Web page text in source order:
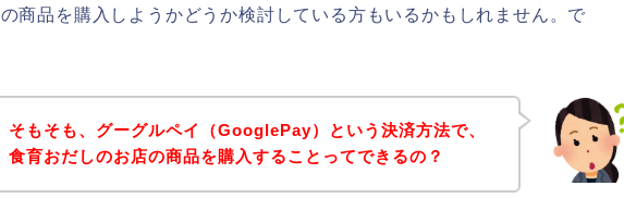
商品を購入しようかどうか検討している方もいるかもしれません。で
そもそも、グーグルペイ（GooglePay）という決済方法で、
食育おだしのお店の商品を購入することってできるの？